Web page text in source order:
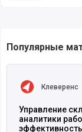
Популярные
Клеверенс
Управление
аналитики